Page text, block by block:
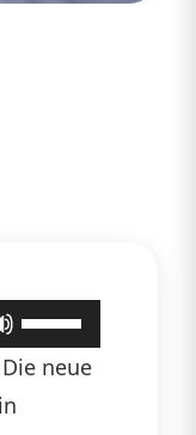
Pfeiltasten
Hoch/Runter
neue